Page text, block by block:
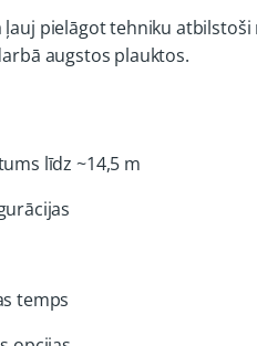
pielāgot tehniku
augstos plauktos.
līdz ~14,5 m
temps